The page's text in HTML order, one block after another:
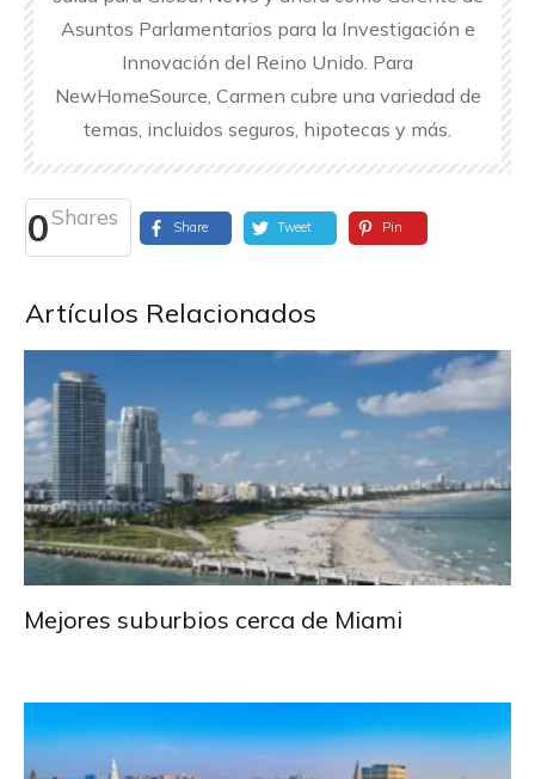
Asuntos Parlamentarios para la Investigación e
Innovación del Reino Unido. Para
NewHomeSource, Carmen cubre una variedad de
temas, incluidos seguros, hipotecas y más.
0Shares Share Tweet Pin
Artículos Relacionados
Mejores suburbios cerca de Miami